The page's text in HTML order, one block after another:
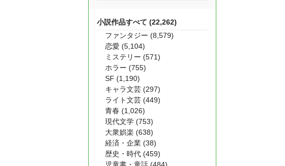
小説作品すべて (22,262)
ファンタジー (8,579)
恋愛 (5,104)
ミステリー (571)
ホラー (755)
SF (1,190)
キャラ文芸 (297)
ライト文芸 (449)
青春 (1,026)
現代文学 (753)
大衆娯楽 (638)
経済・企業 (38)
歴史・時代 (459)